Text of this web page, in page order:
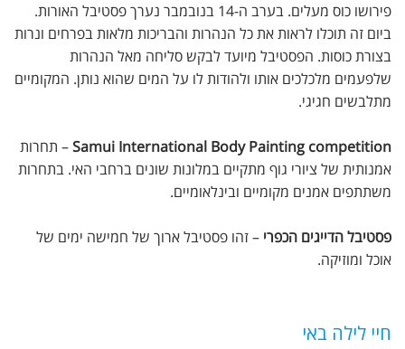
פירושו כוס מעלים. בערב ה-14 בנובמבר נערך פסטיבל האורות.
ביום זה תוכלו לראות את כל הנהרות והבריכות מלאות בפרחים ונרות
בצורת כוסות. הפסטיבל מיועד לבקש סליחה מאל הנהרות
שלפעמים מלכלכים אותו ולהודות לו על המים שהוא נותן. המקומיים
מתלבשים חגיגי.
Samui International Body Painting competition– תחרות
אמנותית של ציורי גוף מתקיים במלונות שונים ברחבי האי. בתחרות
משתתפים אמנים מקומיים ובינלאומיים.
פסטיבל הדייגים הכפרי – זהו פסטיבל ארוך של חמישה ימים של
אוכל ומוזיקה.
חיי לילה באי